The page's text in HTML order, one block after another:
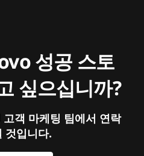
성공 스토
싶으십니까?
객 마케팅 팀에서 연락
것입니다.